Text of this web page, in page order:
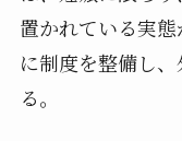
置かれている実態
に制度を整備し、
る。